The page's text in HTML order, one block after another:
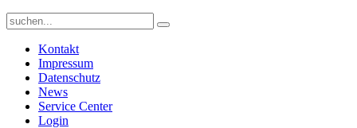
Kontakt
Impressum
Datenschutz
News
Service Center
Login